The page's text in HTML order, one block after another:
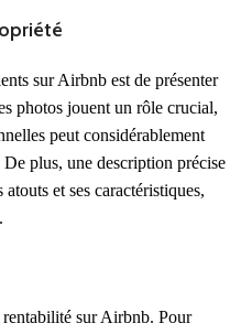
sur Airbnb est de présenter
photos jouent un rôle crucial,
peut considérablement
plus, une description précise
et ses caractéristiques,
sur Airbnb. Pour